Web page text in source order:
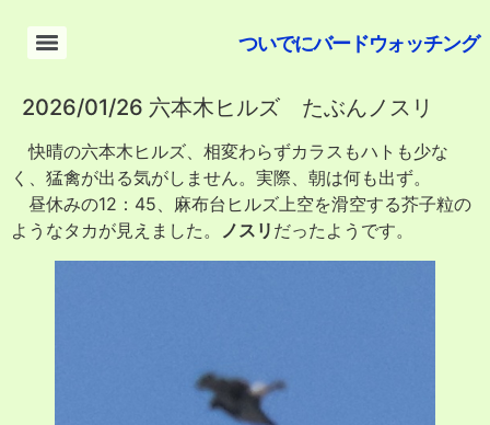
ついでにバードウォッチング
2026/01/26 六本木ヒルズ たぶんノスリ
快晴の六本木ヒルズ、相変わらずカラスもハトも少な
く、猛禽が出る気がしません。実際、朝は何も出ず。
昼休みの12：45、麻布台ヒルズ上空を滑空する芥子粒の
ようなタカが見えました。 ノスリ だったようです。